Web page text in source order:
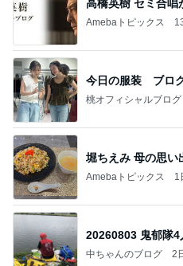
高橋英樹 セミ合唱
Amebaトピックス
今日の服装 ブログ
桃オフィシャルブロ
堀ちえみ 母の思い
Amebaトピックス 1
中ちゃんのブログ 2